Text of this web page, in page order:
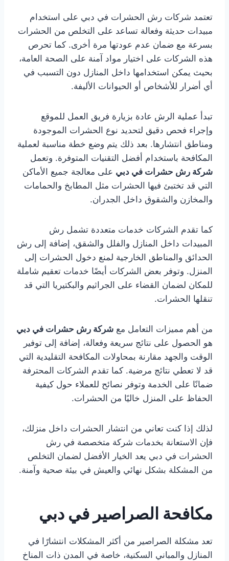
تعتمد شركات رش الحشرات في دبي على استخدام
مبيدات حديثة وفعالة تساعد على التخلص من الحشرات
بسرعة مع ضمان عدم عودتها مرة أخرى. كما تحرص
هذه الشركات على اختيار مواد آمنة على الصحة العامة،
بحيث يمكن استخدامها داخل المنازل دون التسبب في
أي أضرار للأشخاص أو الحيوانات الأليفة.
تبدأ عملية الرش عادة بزيارة فريق العمل للموقع
وإجراء فحص دقيق لتحديد نوع الحشرات الموجودة
ومناطق انتشارها. بعد ذلك يتم وضع خطة مناسبة لعملية
المكافحة باستخدام أفضل التقنيات المتوفرة. وتعمل
شركة رش حشرات في دبي على معالجة جميع الأماكن
التي قد تختبئ فيها الحشرات مثل المطابخ والحمامات
والمخازن والشقوق داخل الجدران.
كما تقدم الشركات خدمات متعددة تشمل رش
المبيدات داخل المنازل والفلل والشقق، إضافة إلى رش
الحدائق والمناطق الخارجية لمنع دخول الحشرات إلى
المنزل. وتوفر بعض الشركات أيضًا خدمات تعقيم شاملة
للمكان لضمان القضاء على الجراثيم والبكتيريا التي قد
تنقلها الحشرات.
من أهم مميزات التعامل مع شركة رش حشرات في دبي
هو الحصول على نتائج سريعة وفعالة، إضافة إلى توفير
الوقت والجهد مقارنة بمحاولات المكافحة التقليدية التي
قد لا تعطي نتائج مرضية. كما تقدم الشركات المحترفة
ضمانًا على الخدمة وتوفر نصائح للعملاء حول كيفية
الحفاظ على المنزل خاليًا من الحشرات.
لذلك إذا كنت تعاني من انتشار الحشرات داخل منزلك،
فإن الاستعانة بخدمات شركة متخصصة في رش
الحشرات في دبي يعد الخيار الأفضل لضمان التخلص
من المشكلة بشكل نهائي والعيش في بيئة صحية وآمنة.
مكافحة الصراصير في دبي
تعد مشكلة الصراصير من أكثر المشكلات انتشارًا في
المنازل والمباني السكنية، خاصة في المدن ذات المناخ